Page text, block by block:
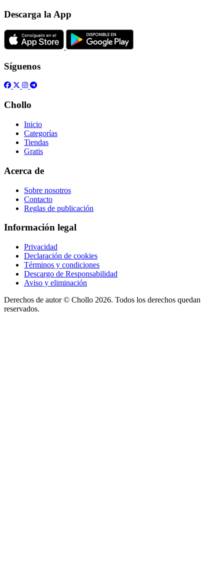
Descarga la App
Síguenos
Chollo
Inicio
Categorías
Tiendas
Gratis
Acerca de
Sobre nosotros
Contacto
Reglas de publicación
Información legal
Privacidad
Declaración de cookies
Términos y condiciones
Descargo de Responsabilidad
Aviso y eliminación
Derechos de autor © Chollo 2026. Todos los derechos quedan
reservados.